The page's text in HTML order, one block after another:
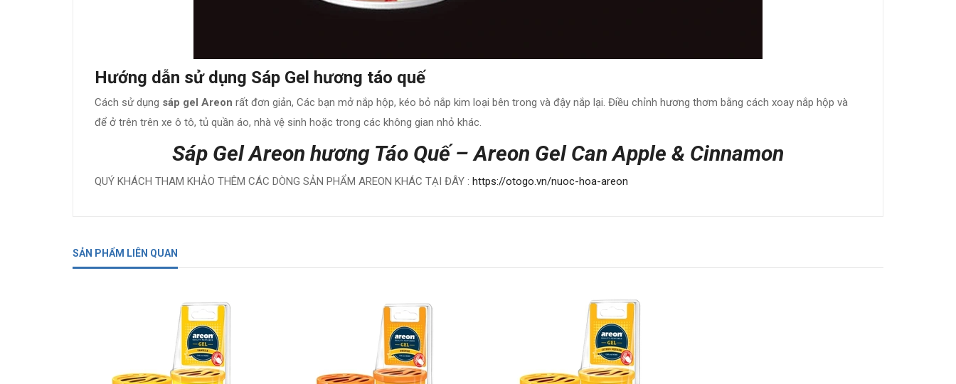
Hướng dẫn sử dụng Sáp Gel hương táo quế
Cách sử dụng sáp gel Areon rất đơn giản, Các bạn mở nắp hộp, kéo bỏ nắp kim loại bên trong và đậy nắp lại. Điều chỉnh hương thơm bằng cách xoay nắp hộp và
để ở trên trên xe ô tô, tủ quần áo, nhà vệ sinh hoặc trong các không gian nhỏ khác.
Sáp Gel Areon hương Táo Quế – Areon Gel Can Apple & Cinnamon
QUÝ KHÁCH THAM KHẢO THÊM CÁC DÒNG SẢN PHẨM AREON KHÁC TẠI ĐÂY : https://otogo.vn/nuoc-hoa-areon
SẢN PHẨM LIÊN QUAN